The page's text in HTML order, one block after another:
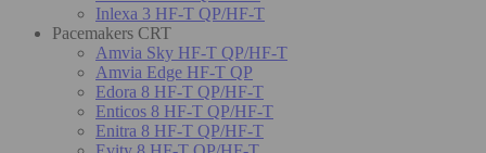
Inlexa 3 HF-T QP/HF-T
Pacemakers CRT
Amvia Sky HF-T QP/HF-T
Amvia Edge HF-T QP
Edora 8 HF-T QP/HF-T
Enticos 8 HF-T QP/HF-T
Enitra 8 HF-T QP/HF-T